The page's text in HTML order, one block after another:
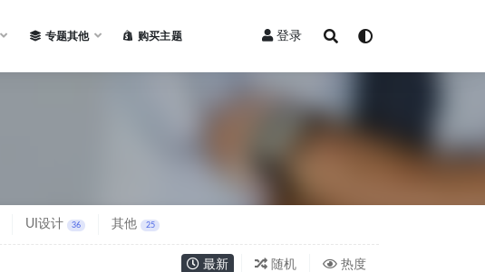
专题其他 购买主题 登录
UI设计 36 其他 25
最新 随机 热度